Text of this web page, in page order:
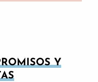
Y